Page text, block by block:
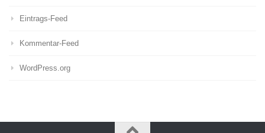
Eintrags-Feed
Kommentar-Feed
WordPress.org